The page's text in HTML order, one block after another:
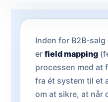
Inden for B2B-
er field mapping
processen med at
fra ét system til et
om at sikre, at når